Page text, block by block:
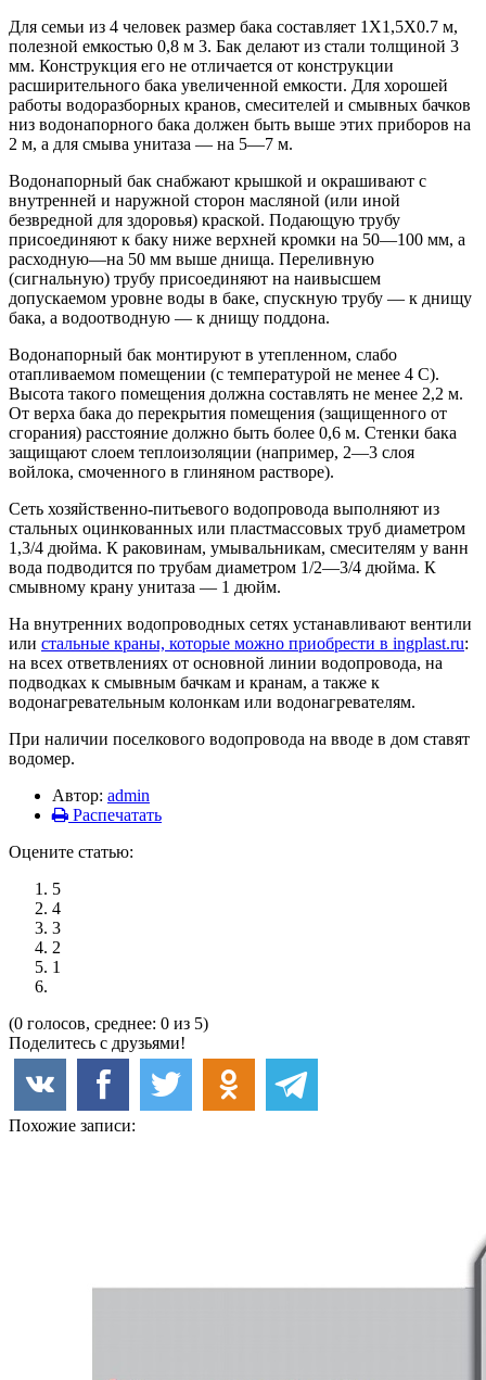
Для семьи из 4 человек размер бака составляет 1X1,5X0.7 м,
полезной емкостью 0,8 м 3. Бак делают из стали толщиной 3
мм. Конструкция его не отличается от конструкции
расширительного бака увеличенной емкости. Для хорошей
работы водоразборных кранов, смесителей и смывных бачков
низ водонапорного бака должен быть выше этих приборов на
2 м, а для смыва унитаза — на 5—7 м.
Водонапорный бак снабжают крышкой и окрашивают с
внутренней и наружной сторон масляной (или иной
безвредной для здоровья) краской. Подающую трубу
присоединяют к баку ниже верхней кромки на 50—100 мм, а
расходную—на 50 мм выше днища. Переливную
(сигнальную) трубу присоединяют на наивысшем
допускаемом уровне воды в баке, спускную трубу — к днищу
бака, а водоотводную — к днищу поддона.
Водонапорный бак монтируют в утепленном, слабо
отапливаемом помещении (с температурой не менее 4 С).
Высота такого помещения должна составлять не менее 2,2 м.
От верха бака до перекрытия помещения (защищенного от
сгорания) расстояние должно быть более 0,6 м. Стенки бака
защищают слоем теплоизоляции (например, 2—3 слоя
войлока, смоченного в глиняном растворе).
Сеть хозяйственно-питьевого водопровода выполняют из
стальных оцинкованных или пластмассовых труб диаметром
1,3/4 дюйма. К раковинам, умывальникам, смесителям у ванн
вода подводится по трубам диаметром 1/2—3/4 дюйма. К
смывному крану унитаза — 1 дюйм.
На внутренних водопроводных сетях устанавливают вентили
или стальные краны, которые можно приобрести в ingplast.ru:
на всех ответвлениях от основной линии водопровода, на
подводках к смывным бачкам и кранам, а также к
водонагревательным колонкам или водонагревателям.
При наличии поселкового водопровода на вводе в дом ставят
водомер.
Автор: admin
Распечатать
Оцените статью:
5
4
3
2
1
(0 голосов, среднее: 0 из 5)
Поделитесь с друзьями!
Похожие записи: